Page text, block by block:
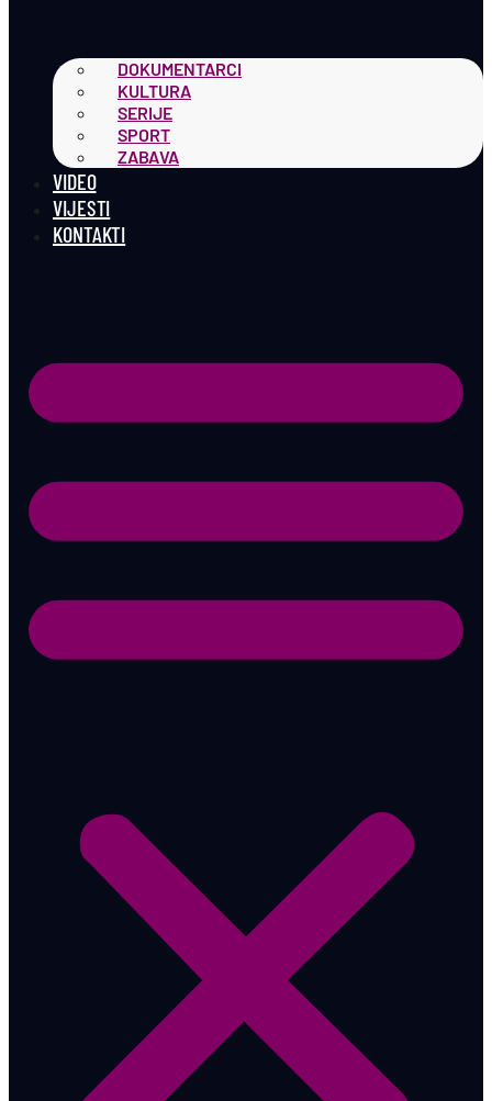
DOKUMENTARCI
KULTURA
SERIJE
SPORT
ZABAVA
VIDEO
VIJESTI
KONTAKTI